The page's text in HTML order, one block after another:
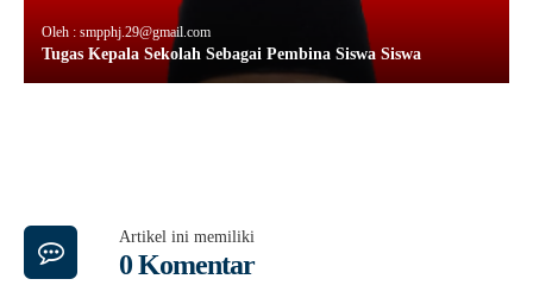
Oleh : smpphj.29@gmail.com
Tugas Kepala Sekolah Sebagai Pembina Siswa Siswa
Artikel ini memiliki
0 Komentar